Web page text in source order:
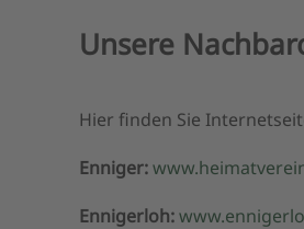
Unsere
Hier finden Sie
Enniger:
Ennigerloh: